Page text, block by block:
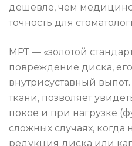
дешевле, чем
точность для
МРТ — «золотой
повреждение диска,
внутрисуставный
ткани, позволяет
покое и при нагрузке
сложных случаях, когда
редукция диска или